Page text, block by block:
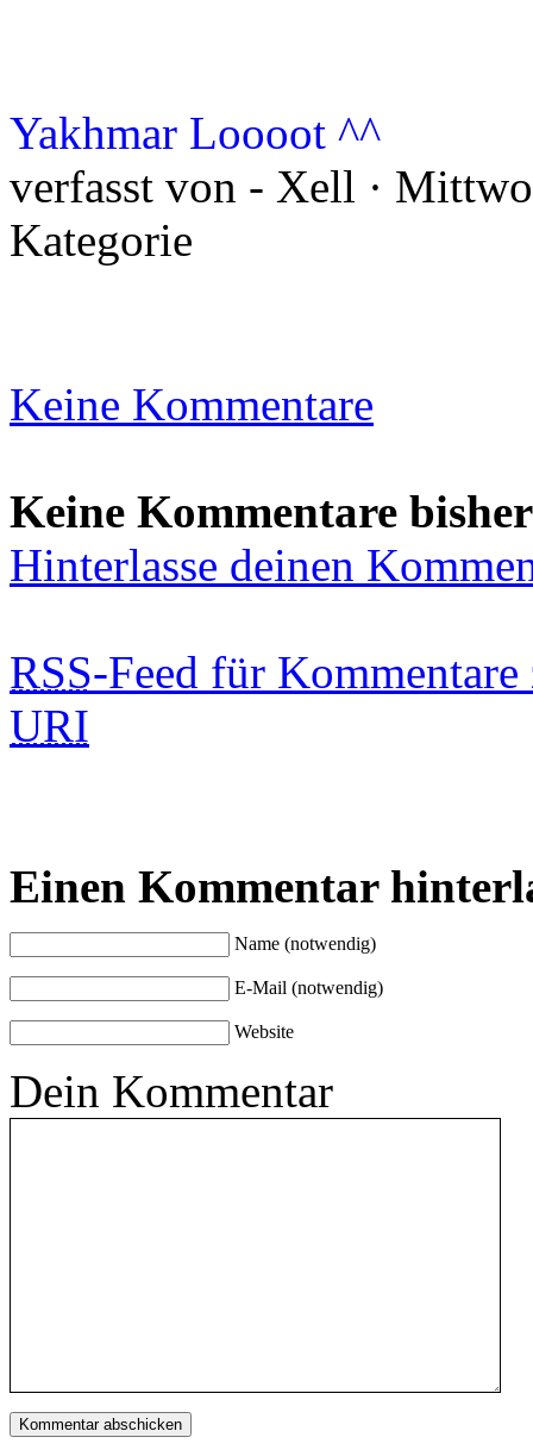
Yakhmar Loooot ^^
verfasst von - Xell ·
Kategorie
Keine Kommentare
Keine Kommentare bisher
Hinterlasse deinen
RSS-Feed für
URI
Einen Kommentar
Name (notwendig)
E-Mail (notwendig)
Website
Dein Kommentar